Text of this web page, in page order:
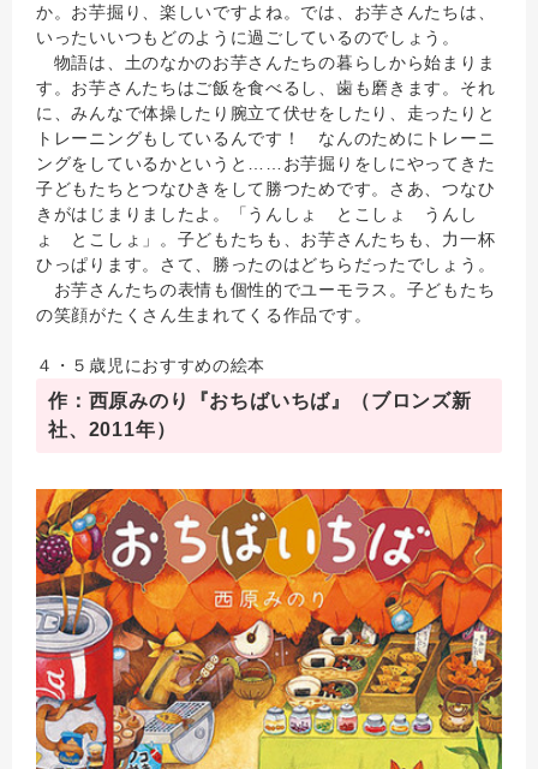
か。お芋掘り、楽しいですよね。では、お芋さんたちは、
いったいいつもどのように過ごしているのでしょう。
物語は、土のなかのお芋さんたちの暮らしから始まりま
す。お芋さんたちはご飯を食べるし、歯も磨きます。それ
に、みんなで体操したり腕立て伏せをしたり、走ったりと
トレーニングもしているんです！ なんのためにトレーニ
ングをしているかというと……お芋掘りをしにやってきた
子どもたちとつなひきをして勝つためです。さあ、つなひ
きがはじまりましたよ。「うんしょ とこしょ うんし
ょ とこしょ」。子どもたちも、お芋さんたちも、力一杯
ひっぱります。さて、勝ったのはどちらだったでしょう。
お芋さんたちの表情も個性的でユーモラス。子どもたち
の笑顔がたくさん生まれてくる作品です。
４・５歳児におすすめの絵本
作：西原みのり『おちばいちば』（ブロンズ新
社、2011年）